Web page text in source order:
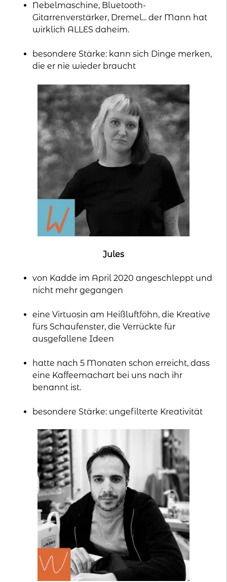
Nebelmaschine, Bluetooth-
Gitarrenverstärker, Dremel... der Mann hat
wirklich ALLES daheim.
besondere Stärke: kann sich Dinge merken,
die er nie wieder braucht
Jules
von Kadde im April 2020 angeschleppt und
nicht mehr gegangen
eine Virtuosin am Heißluftföhn, die Kreative
fürs Schaufenster, die Verrückte für
ausgefallene Ideen
hatte nach 5 Monaten schon erreicht, dass
eine Kaffeemachart bei uns nach ihr
benannt ist.
besondere Stärke: ungefilterte Kreativität